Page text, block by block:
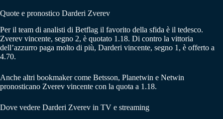
Quote e pronostico Darderi Zverev
Per il team di analisti di Betflag il favorito della sfida è il tedesco.
Zverev vincente, segno 2, è quotato 1.18. Di contro la vittoria
dell’azzurro paga molto di più, Darderi vincente, segno 1, è offerto a
4.70.
Anche altri bookmaker come Betsson, Planetwin e Netwin
pronosticano Zverev vincente con la quota a 1.18.
Dove vedere Darderi Zverev in TV e streaming